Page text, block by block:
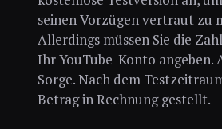
seinen Vorzügen vertraut zu
Allerdings müssen Sie die
Ihr YouTube-Konto angeben.
Sorge. Nach dem
Betrag in Rechnung gestellt.